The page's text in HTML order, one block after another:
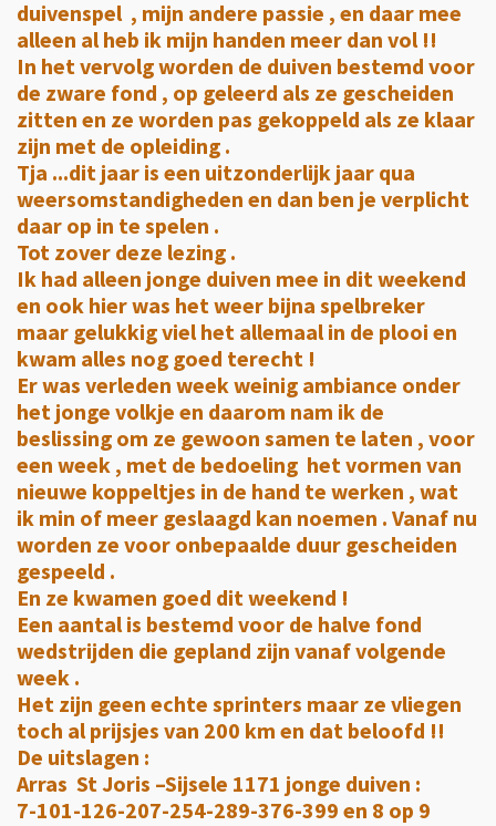
duivenspel , mijn andere passie , en daar mee
alleen al heb ik mijn handen meer dan vol !!
In het vervolg worden de duiven bestemd voor
de zware fond , op geleerd als ze gescheiden
zitten en ze worden pas gekoppeld als ze klaar
zijn met de opleiding .
Tja ...dit jaar is een uitzonderlijk jaar qua
weersomstandigheden en dan ben je verplicht
daar op in te spelen .
Tot zover deze lezing .
Ik had alleen jonge duiven mee in dit weekend
en ook hier was het weer bijna spelbreker
maar gelukkig viel het allemaal in de plooi en
kwam alles nog goed terecht !
Er was verleden week weinig ambiance onder
het jonge volkje en daarom nam ik de
beslissing om ze gewoon samen te laten , voor
een week , met de bedoeling het vormen van
nieuwe koppeltjes in de hand te werken , wat
ik min of meer geslaagd kan noemen . Vanaf nu
worden ze voor onbepaalde duur gescheiden
gespeeld .
En ze kwamen goed dit weekend !
Een aantal is bestemd voor de halve fond
wedstrijden die gepland zijn vanaf volgende
week .
Het zijn geen echte sprinters maar ze vliegen
toch al prijsjes van 200 km en dat beloofd !!
De uitslagen :
Arras St Joris –Sijsele 1171 jonge duiven :
7-101-126-207-254-289-376-399 en 8 op 9